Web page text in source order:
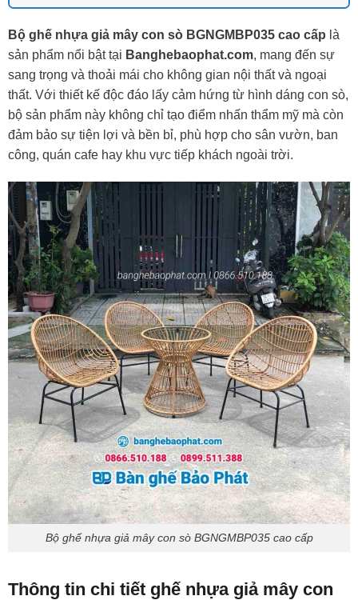
Bộ ghế nhựa giả mây con sò BGNGMBP035 cao cấp là
sản phẩm nổi bật tại Banghebaophat.com, mang đến sự
sang trọng và thoải mái cho không gian nội thất và ngoại
thất. Với thiết kế độc đáo lấy cảm hứng từ hình dáng con sò,
bộ sản phẩm này không chỉ tạo điểm nhấn thẩm mỹ mà còn
đảm bảo sự tiện lợi và bền bỉ, phù hợp cho sân vườn, ban
công, quán cafe hay khu vực tiếp khách ngoài trời.
Bộ ghế nhựa giả mây con sò BGNGMBP035 cao cấp
Thông tin chi tiết ghế nhựa giả mây con